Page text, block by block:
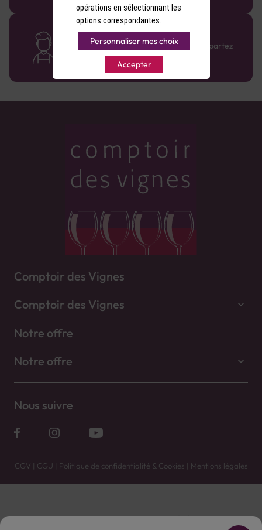
Des cavistes à votre écoute
Bénéficiez de conseils sur-mesure et repartez
avec le sourire :)
Comptoir des Vignes
Comptoir des Vignes
Notre offre
Notre offre
Nous suivre
CGV | CGU | Politique de confidentialité & Cookies | Mentions légales
Vente uniquement en caves. Contactez votre caviste pour plus de renseignements.
opérations en sélectionnant les
options correspondantes.
Personnaliser mes choix
Accepter